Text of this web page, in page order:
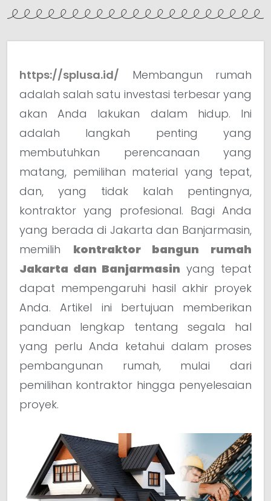
https://splusa.id/ Membangun rumah
adalah salah satu investasi terbesar yang
akan Anda lakukan dalam hidup. Ini
adalah langkah penting yang
membutuhkan perencanaan yang
matang, pemilihan material yang tepat,
dan, yang tidak kalah pentingnya,
kontraktor yang profesional. Bagi Anda
yang berada di Jakarta dan Banjarmasin,
memilih kontraktor bangun rumah
Jakarta dan Banjarmasin yang tepat
dapat mempengaruhi hasil akhir proyek
Anda. Artikel ini bertujuan memberikan
panduan lengkap tentang segala hal
yang perlu Anda ketahui dalam proses
pembangunan rumah, mulai dari
pemilihan kontraktor hingga penyelesaian
proyek.